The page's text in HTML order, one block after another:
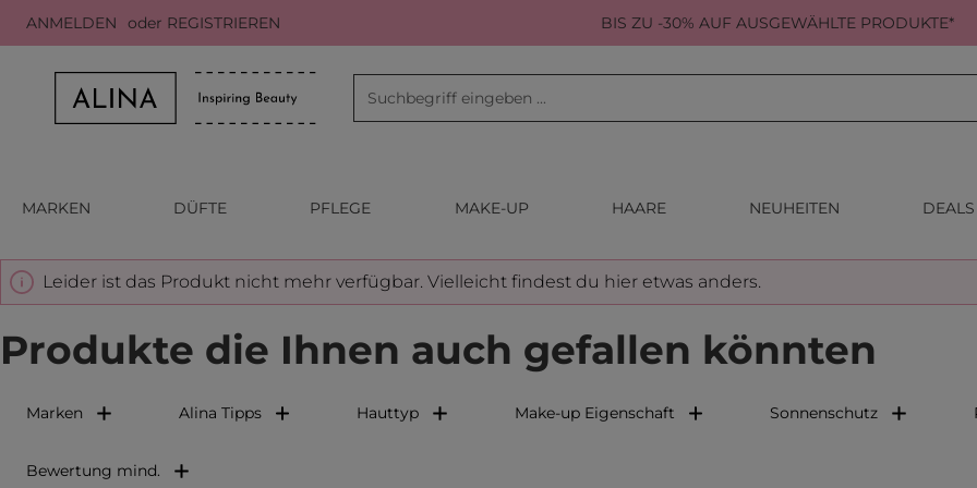
Hauptinhalt springen
Zur Suche springen
Zur Hauptnavigation springen
ANMELDEN oder REGISTRIEREN BIS ZU -30% AUF AUSGEWÄHLTE PRODUKTE*
MARKEN DÜFTE PFLEGE MAKE-UP HAARE NEUHEITEN DEALS
Leider ist das Produkt nicht mehr verfügbar. Vielleicht findest du hier etwas anders.
Produkte die Ihnen auch gefallen könnten
Marken Alina Tipps Hauttyp Make-up Eigenschaft Sonnenschutz
Bewertung mind.